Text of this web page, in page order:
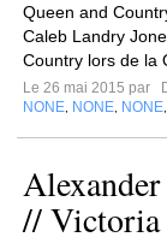
Queen and
Caleb Landry
Country lors de la
Le 26 mai 2015 par
NONE NONE NONE
//